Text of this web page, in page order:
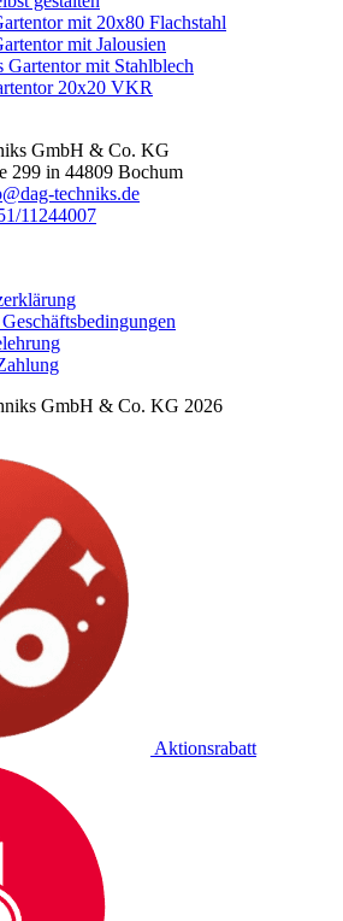
mit 20x80 Flachstahl
mit Jalousien
Gartentor mit Stahlblech
20x20 VKR
GmbH & Co. KG
299 in 44809 Bochum
techniks.de
11244007
GmbH & Co. KG 2026
Aktionsrabatt